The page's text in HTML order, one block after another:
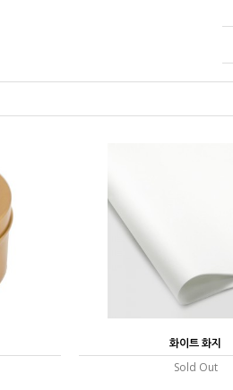
화이트 화지
Sold Out